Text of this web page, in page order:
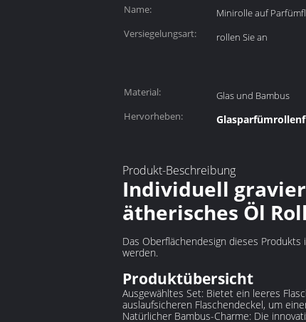
Name: Minirolle auf
Versiegelungsart:
rollen Sie an
Material:
Glas und Bambus
Hervorheben:
Produkt-Beschreibung
Individuell
ätherisches Öl
Das Oberflächendesign dieses
werden.
Produktübersicht
‌Ausgewähltes Set‌: Bietet ein leeres
auslaufsicheren Flaschendeckel, um
‌Natürlicher Bambus-Charme‌: Die